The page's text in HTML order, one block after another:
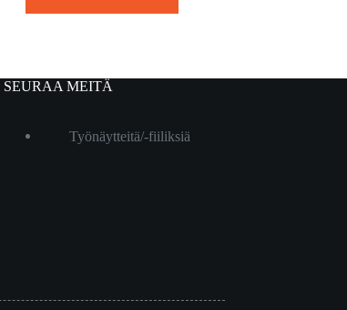
SEURAA MEITÄ
Työnäytteitä/-fiiliksiä